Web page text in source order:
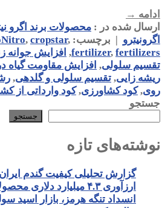
ادامه →
ارسال شده در : محصولات برند اگرو
اگرونیترو | برچسب: , cropstar,
fertilizer, fertilizers
, افزایش جوانه
تقسیم سلولی, افزایش مقاومت گیاه
ریشه زایی, تقسیم سلولی و گلدهی,
روی,کود کشاورزی,کود وارداتی از
جستجو
جستجو
نوشته‌های تازه
گزارش تحلیلی کیفیت گندم
ارزآوری ۴.۳ میلیارد دلاری محصولات باغی و گلخانه‌ای
انسداد تنگه هرمز، بازار اسید